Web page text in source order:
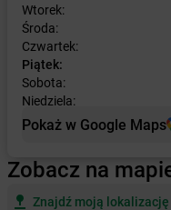
Wtorek:
Środa:
Czwartek:
Piątek:
Sobota:
Niedziela:
Pokaż w Google Maps
Zobacz na
Znajdź moją lokalizację